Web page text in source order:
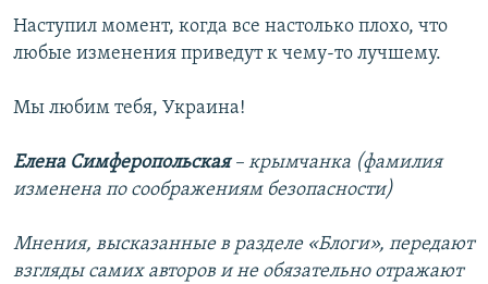
Наступил момент, когда все настолько плохо, что
любые изменения приведут к чему-то лучшему.
Мы любим тебя, Украина!
Елена Симферопольская– крымчанка (фамилия
изменена по соображениям безопасности)
Мнения, высказанные в разделе «Блоги», передают
взгляды самих авторов и не обязательно отражают